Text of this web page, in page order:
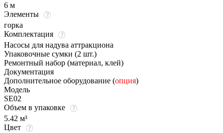
6 м
Элементы
горка
Комплектация
Насосы для надува аттракциона
Упаковочные сумки (2 шт.)
Ремонтный набор (материал, клей)
Документация
Дополнительное оборудование (опция)
Модель
SE02
Объем в упаковке
5.42 м³
Цвет